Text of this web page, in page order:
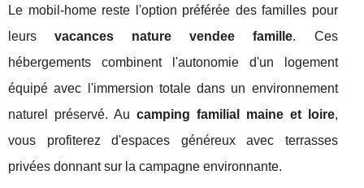
Le mobil-home reste l'option préférée des familles pour
leursvacances nature vendee famille. Ces
hébergements combinent l'autonomie d'un logement
équipé avec l'immersion totale dans un environnement
naturel préservé. Au camping familial maine et loire,
vous profiterez d'espaces généreux avec terrasses
privées donnant sur la campagne environnante.